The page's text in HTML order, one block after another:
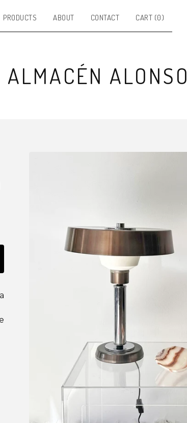
PRODUCTS ABOUT CONTACT CART (0)
ALMACÉN ALONSO